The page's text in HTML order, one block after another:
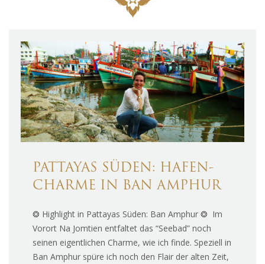
PATTAYAS SÜDEN: HAFEN-
CHARME IN BAN AMPHUR
❂ Highlight in Pattayas Süden: Ban Amphur ❂ Im
Vorort Na Jomtien entfaltet das “Seebad” noch
seinen eigentlichen Charme, wie ich finde. Speziell in
Ban Amphur spüre ich noch den Flair der alten Zeit,